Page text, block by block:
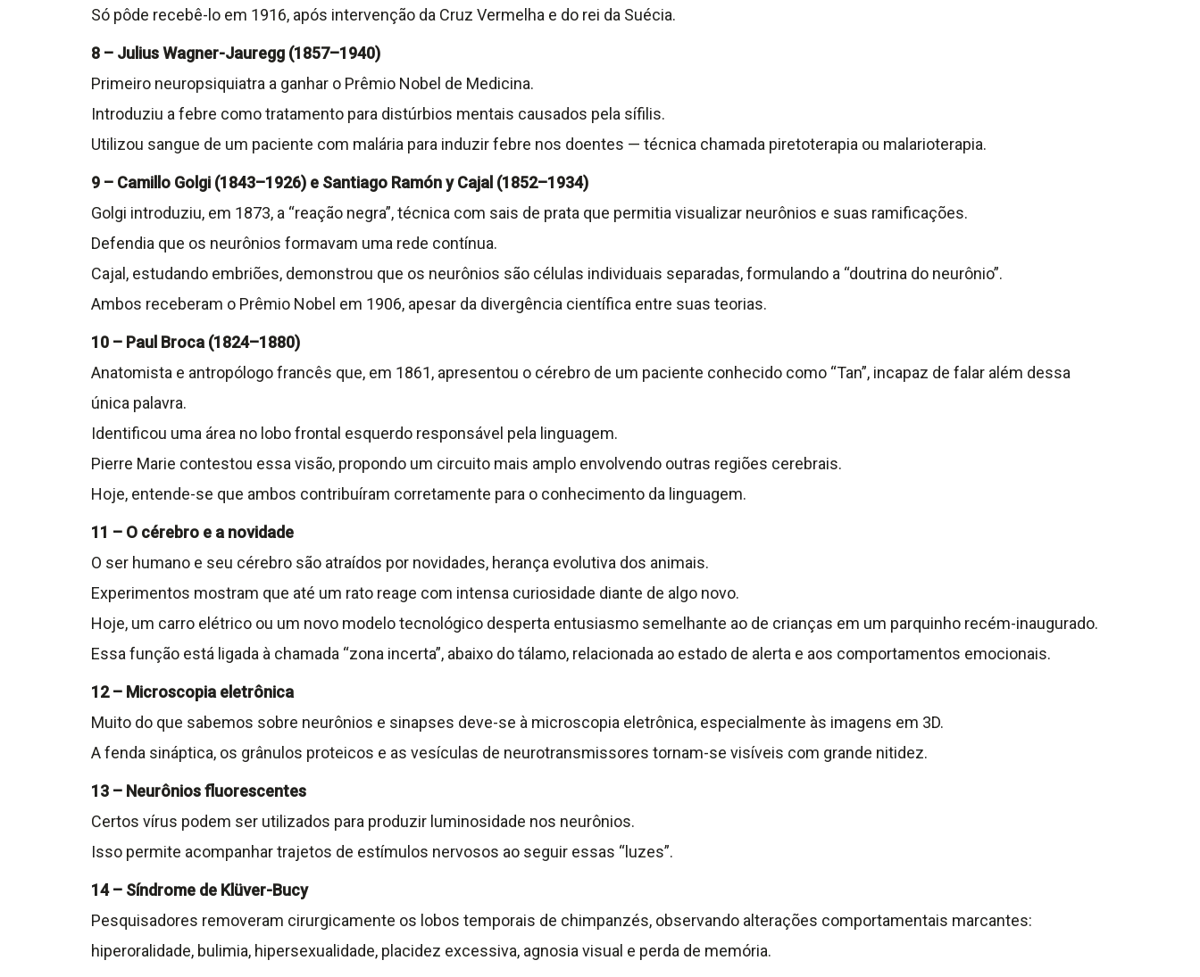
Só pôde recebê-lo em 1916, após intervenção da Cruz Vermelha e do rei da Suécia.
8 – Julius Wagner-Jauregg (1857–1940)
Primeiro neuropsiquiatra a ganhar o Prêmio Nobel de Medicina.
Introduziu a febre como tratamento para distúrbios mentais causados pela sífilis.
Utilizou sangue de um paciente com malária para induzir febre nos doentes — técnica chamada piretoterapia ou malarioterapia.
9 – Camillo Golgi (1843–1926) e Santiago Ramón y Cajal (1852–1934)
Golgi introduziu, em 1873, a “reação negra”, técnica com sais de prata que permitia visualizar neurônios e suas ramificações.
Defendia que os neurônios formavam uma rede contínua.
Cajal, estudando embriões, demonstrou que os neurônios são células individuais separadas, formulando a “doutrina do neurônio”.
Ambos receberam o Prêmio Nobel em 1906, apesar da divergência científica entre suas teorias.
10 – Paul Broca (1824–1880)
Anatomista e antropólogo francês que, em 1861, apresentou o cérebro de um paciente conhecido como “Tan”, incapaz de falar além dessa
única palavra.
Identificou uma área no lobo frontal esquerdo responsável pela linguagem.
Pierre Marie contestou essa visão, propondo um circuito mais amplo envolvendo outras regiões cerebrais.
Hoje, entende-se que ambos contribuíram corretamente para o conhecimento da linguagem.
11 – O cérebro e a novidade
O ser humano e seu cérebro são atraídos por novidades, herança evolutiva dos animais.
Experimentos mostram que até um rato reage com intensa curiosidade diante de algo novo.
Hoje, um carro elétrico ou um novo modelo tecnológico desperta entusiasmo semelhante ao de crianças em um parquinho recém-inaugurado.
Essa função está ligada à chamada “zona incerta”, abaixo do tálamo, relacionada ao estado de alerta e aos comportamentos emocionais.
12 – Microscopia eletrônica
Muito do que sabemos sobre neurônios e sinapses deve-se à microscopia eletrônica, especialmente às imagens em 3D.
A fenda sináptica, os grânulos proteicos e as vesículas de neurotransmissores tornam-se visíveis com grande nitidez.
13 – Neurônios fluorescentes
Certos vírus podem ser utilizados para produzir luminosidade nos neurônios.
Isso permite acompanhar trajetos de estímulos nervosos ao seguir essas “luzes”.
14 – Síndrome de Klüver-Bucy
Pesquisadores removeram cirurgicamente os lobos temporais de chimpanzés, observando alterações comportamentais marcantes:
hiperoralidade, bulimia, hipersexualidade, placidez excessiva, agnosia visual e perda de memória.